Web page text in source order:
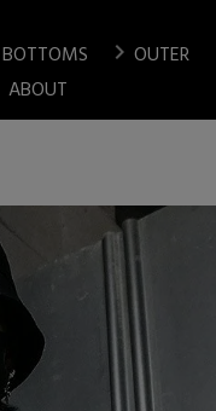
BOTTOMS chevron_right OUTER
ABOUT